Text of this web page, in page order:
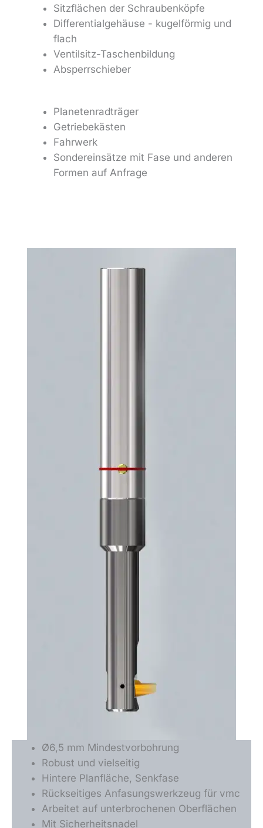
Sitzflächen der Schraubenköpfe
Differentialgehäuse - kugelförmig und
flach
Ventilsitz-Taschenbildung
Absperrschieber
Planetenradträger
Getriebekästen
Fahrwerk
Sondereinsätze mit Fase und anderen
Formen auf Anfrage
Ø6,5 mm Mindestvorbohrung
Robust und vielseitig
Hintere Planfläche, Senkfase
Rückseitiges Anfasungswerkzeug für vmc
Arbeitet auf unterbrochenen Oberflächen
Mit Sicherheitsnadel